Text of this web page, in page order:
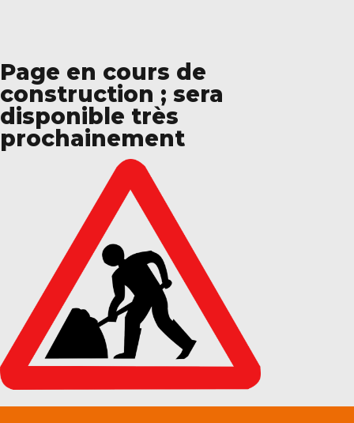
Page en cours de
construction ; sera
disponible très
prochainement